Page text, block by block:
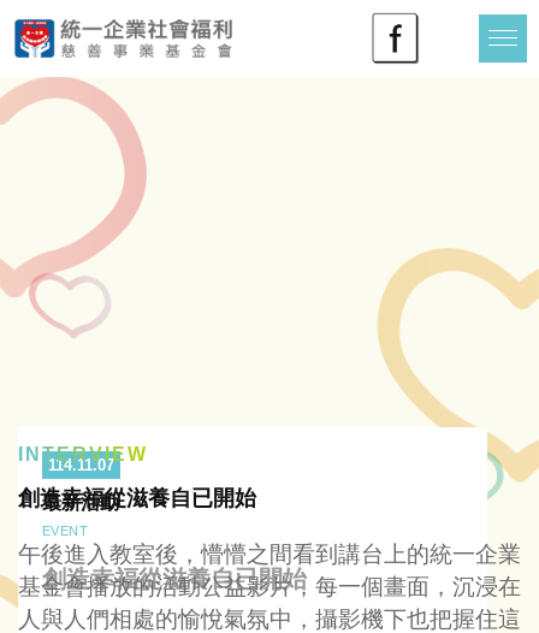
114.11.07
最新活動
EVENT
創造幸福從滋養自已開始
INTERVIEW
創造幸福從滋養自已開始
午後進入教室後，懵懵之間看到講台上的統一企業
基金會播放的活動公益影片，每一個畫面，沉浸在
人與人們相處的愉悅氣氛中，攝影機下也把握住這